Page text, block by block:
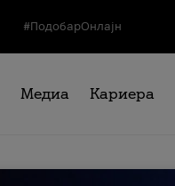
#ПодобарОнлајн
Медиа Кариера